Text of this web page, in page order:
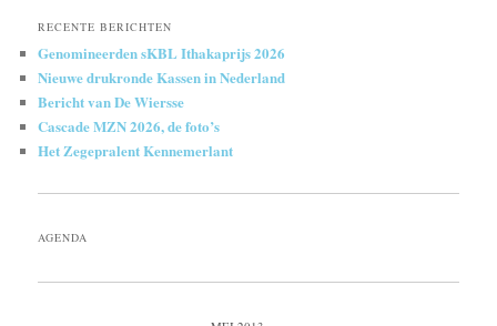
RECENTE BERICHTEN
Genomineerden sKBL Ithakaprijs 2026
Nieuwe drukronde Kassen in Nederland
Bericht van De Wiersse
Cascade MZN 2026, de foto’s
Het Zegepralent Kennemerlant
AGENDA